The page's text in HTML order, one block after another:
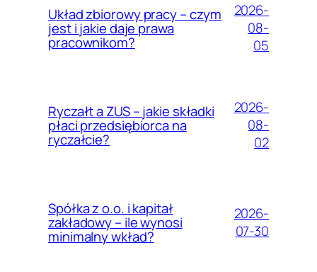
Układ zbiorowy pracy – czym
jest i jakie daje prawa
pracownikom?
2026-
08-
05
Ryczałt a ZUS – jakie składki
płaci przedsiębiorca na
ryczałcie?
2026-
08-
02
Spółka z o.o. i kapitał
zakładowy – ile wynosi
minimalny wkład?
2026-
07-30